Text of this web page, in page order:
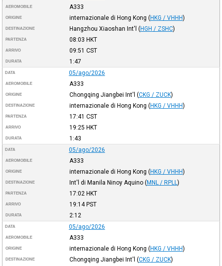
AEROMOBILE A333
ORIGINE internazionale di Hong Kong (HKG / VHHH)
DESTINAZIONE Hangzhou Xiaoshan Int'l (HGH / ZSHC)
PARTENZA 08:03 HKT
ARRIVO 09:51 CST
DURATA 1:47
DATA 05/ago/2026
AEROMOBILE A333
ORIGINE Chongqing Jiangbei Int'l (CKG / ZUCK)
DESTINAZIONE internazionale di Hong Kong (HKG / VHHH)
PARTENZA 17:41 CST
ARRIVO 19:25 HKT
DURATA 1:43
DATA 05/ago/2026
AEROMOBILE A333
ORIGINE internazionale di Hong Kong (HKG / VHHH)
DESTINAZIONE Int'l di Manila Ninoy Aquino (MNL / RPLL )
PARTENZA 17:02 HKT
ARRIVO 19:14PST
DURATA 2:12
DATA 05/ago/2026
AEROMOBILE A333
ORIGINE internazionale di Hong Kong (HKG / VHHH)
DESTINAZIONE Chongqing Jiangbei Int'l (CKG / ZUCK)